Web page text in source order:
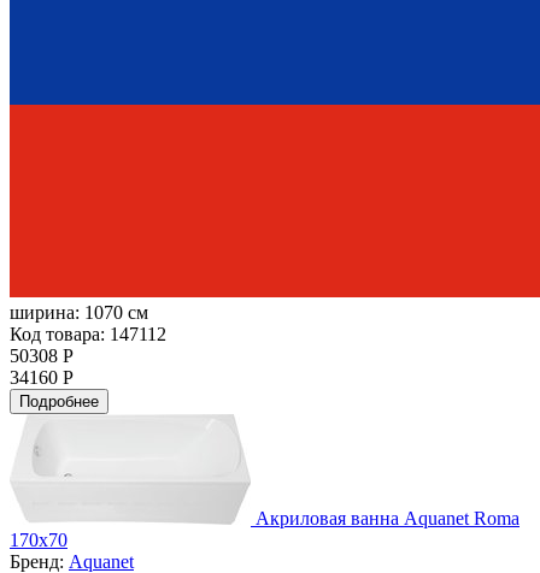
ширина: 1070 см
Код товара: 147112
50308 Р
34160 Р
Подробнее
Акриловая ванна Aquanet Roma
170x70
Бренд: Aquanet